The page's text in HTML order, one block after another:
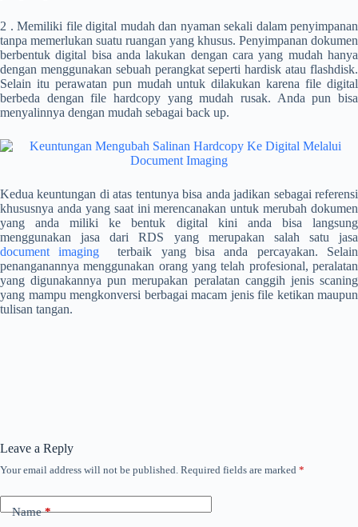
2 . Memiliki file digital mudah dan nyaman sekali dalam penyimpanan
tanpa memerlukan suatu ruangan yang khusus. Penyimpanan dokumen
berbentuk digital bisa anda lakukan dengan cara yang mudah hanya
dengan menggunakan sebuah perangkat seperti hardisk atau flashdisk.
Selain itu perawatan pun mudah untuk dilakukan karena file digital
berbeda dengan file hardcopy yang mudah rusak. Anda pun bisa
menyalinnya dengan mudah sebagai back up.
Kedua keuntungan di atas tentunya bisa anda jadikan sebagai referensi
khususnya anda yang saat ini merencanakan untuk merubah dokumen
yang anda miliki ke bentuk digital kini anda bisa langsung
menggunakan jasa dari RDS yang merupakan salah satu jasa
document imaging
terbaik yang bisa anda percayakan. Selain
penanganannya menggunakan orang yang telah profesional, peralatan
yang digunakannya pun merupakan peralatan canggih jenis scaning
yang mampu mengkonversi berbagai macam jenis file ketikan maupun
tulisan tangan.
Leave a Reply
Your email address will not be published. Required fields are marked *
Name*